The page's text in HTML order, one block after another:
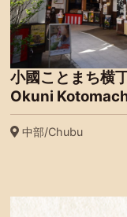
小國ことまち
Okuni
中部/Chubu